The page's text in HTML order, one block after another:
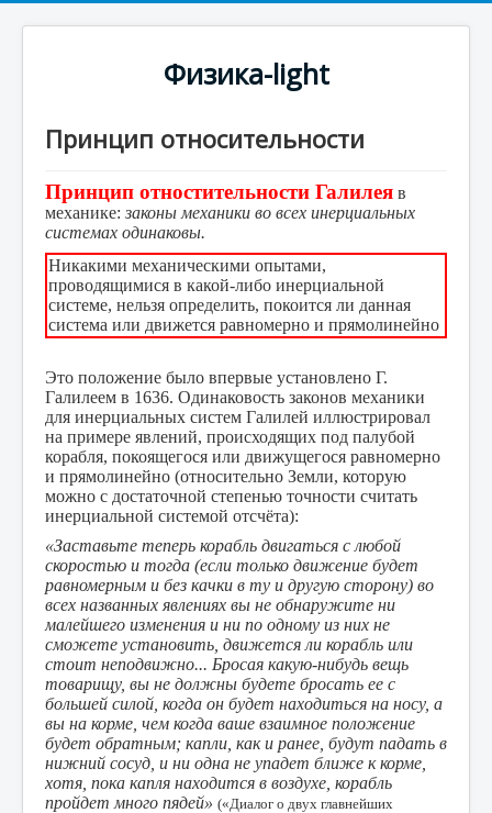
Физика-light
Принцип относительности
Принцип отностительности Галилея в
механике: законы механики во всех инерциальных
системах одинаковы.
Никакими механическими опытами,
проводящимися в какой-либо инерциальной
системе, нельзя определить, покоится ли данная
система или движется равномерно и прямолинейно
Это положение было впервые установлено Г.
Галилеем в 1636. Одинаковость законов механики
для инерциальных систем Галилей иллюстрировал
на примере явлений, происходящих под палубой
корабля, покоящегося или движущегося равномерно
и прямолинейно (относительно Земли, которую
можно с достаточной степенью точности считать
инерциальной системой отсчёта):
«Заставьте теперь корабль двигаться с любой
скоростью и тогда (если только движение будет
равномерным и без качки в ту и другую сторону) во
всех названных явлениях вы не обнаружите ни
малейшего изменения и ни по одному из них не
сможете установить, движется ли корабль или
стоит неподвижно... Бросая какую-нибудь вещь
товарищу, вы не должны будете бросать ее с
большей силой, когда он будет находиться на носу, а
вы на корме, чем когда ваше взаимное положение
будет обратным; капли, как и ранее, будут падать в
нижний сосуд, и ни одна не упадет ближе к корме,
хотя, пока капля находится в воздухе, корабль
пройдет много пядей» («Диалог о двух главнейших